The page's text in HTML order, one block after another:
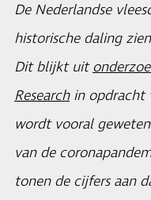
De Nederlandse
historische daling
Dit blijkt uit
Researchin opdracht
wordt vooral
van de
tonen de cijfers aan